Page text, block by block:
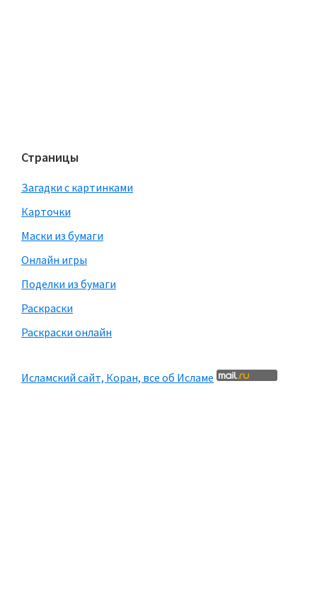
Страницы
Загадки с картинками
Карточки
Маски из бумаги
Онлайн игры
Поделки из бумаги
Раскраски
Раскраски онлайн
Исламский сайт, Коран, все об Исламе